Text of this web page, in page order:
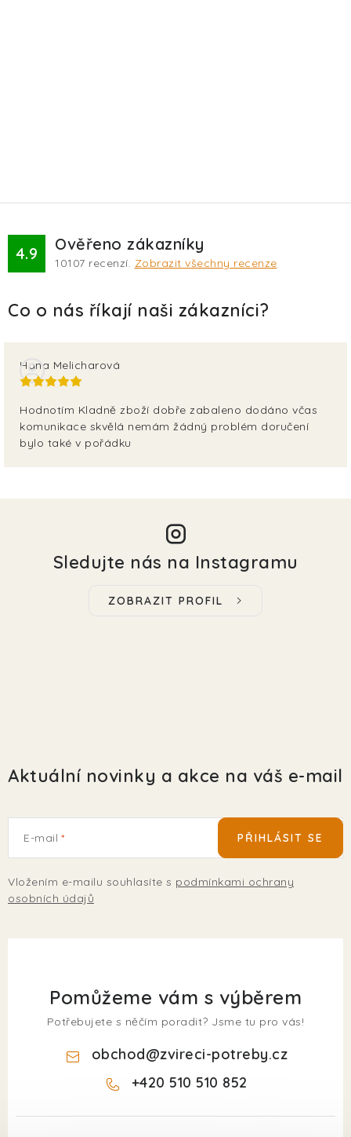
4.9 Ověřeno zákazníky
10107 recenzí. Zobrazit všechny recenze
Hana Melicharová
Hodnotím Kladně zboží dobře zabaleno dodáno včas
komunikace skvělá nemám žádný problém doručení
bylo také v pořádku
Sledujte nás na Instagramu
ZOBRAZIT PROFIL
Aktuální novinky a akce na váš e-mail
E-mail
Vložením e-mailu souhlasíte s podmínkami ochrany
osobních údajů
PŘIHLÁSIT SE
Pomůžeme vám s výběrem
Potřebujete s něčím poradit? Jsme tu pro vás!
obchod@zvireci-potreby.cz
+420 510 510 852